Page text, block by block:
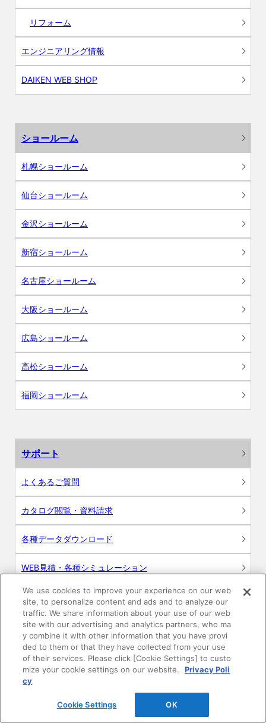
リフォーム
エンジニアリング情報
DAIKEN WEB SHOP
ショールーム
札幌ショールーム
仙台ショールーム
金沢ショールーム
新宿ショールーム
名古屋ショールーム
大阪ショールーム
広島ショールーム
高松ショールーム
福岡ショールーム
サポート
よくあるご質問
カタログ閲覧・資料請求
各種データダウンロード
WEB見積・各種シミュレーション
交換用部品の購入
修理・点検
お問い合わせ
ログイン
建築・設計関係者様向けサイト
We use cookies to improve your experience on our web
site, to personalize content and ads and to analyze our
traffic. We share information about your use of our web
site with our advertising and analytics partners, who ma
y combine it with other information that you have provi
ded to them or that they have collected from your use
of their services. Please click [Cookie Settings] to custo
mize your cookie settings on our website.
Privacy Poli
cy
Cookie Settings OK